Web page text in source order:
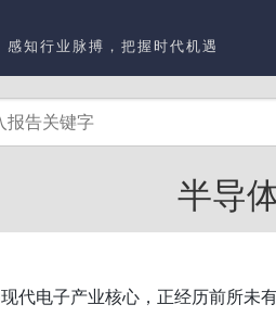
感知行业脉搏，把握时代机遇
半导
代电子产业核心，正经历前所未